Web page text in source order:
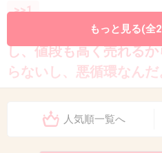
>>1
転売ヤーのせいで普通
し、値段も高く売れる
らないし、悪循環なんだ
もっと見る(全
人気順一覧へ